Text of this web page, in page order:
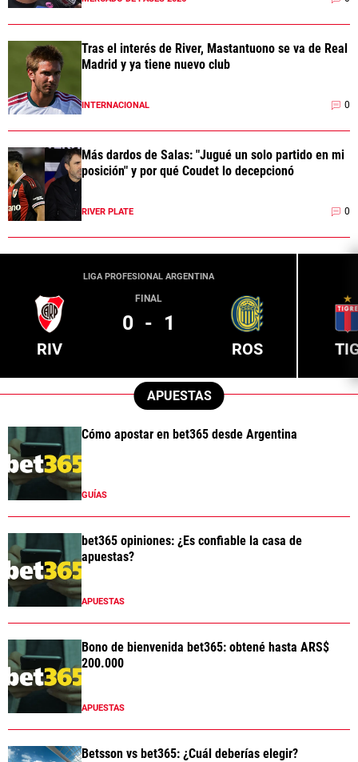
Tras el interés de River, Mastantuono se va de Real
Madrid y ya tiene nuevo club
INTERNACIONAL 0
Más dardos de Salas: "Jugué un solo partido en mi
posición" y por qué Coudet lo decepcionó
RIVER PLATE 0
LIGA PROFESIONAL ARGENTINA
RIV
FINAL
0 - 1
ROS
APUESTAS
Cómo apostar en bet365 desde Argentina
GUÍAS
bet365 opiniones: ¿Es confiable la casa de
apuestas?
APUESTAS
Bono de bienvenida bet365: obtené hasta ARS$
200.000
APUESTAS
Betsson vs bet365: ¿Cuál deberías elegir?